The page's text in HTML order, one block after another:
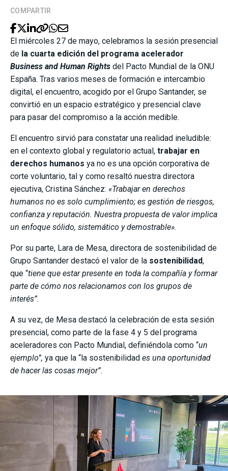
COMPARTIR
El miércoles 27 de mayo, celebramos la sesión presencial
de la cuarta edición del programa acelerador
Business and Human Rights del Pacto Mundial de la ONU
España. Tras varios meses de formación e intercambio
digital, el encuentro, acogido por el Grupo Santander, se
convirtió en un espacio estratégico y presencial clave
para pasar del compromiso a la acción medible.
El encuentro sirvió para constatar una realidad ineludible:
en el contexto global y regulatorio actual, trabajar en
derechos humanos ya no es una opción corporativa de
corte voluntario, tal y como resaltó nuestra directora
ejecutiva, Cristina Sánchez: «Trabajar en derechos
humanos no es solo cumplimiento; es gestión de riesgos,
confianza y reputación. Nuestra propuesta de valor implica
un enfoque sólido, sistemático y demostrable».
Por su parte, Lara de Mesa, directora de sostenibilidad de
Grupo Santander destacó el valor de la sostenibilidad,
que “tiene que estar presente en toda la compañía y formar
parte de cómo nos relacionamos con los grupos de
interés”.
A su vez, de Mesa destacó la celebración de esta sesión
presencial, como parte de la fase 4 y 5 del programa
aceleradores con Pacto Mundial, definiéndola como “un
ejemplo”, ya que la “la sostenibilidad es una oportunidad
de hacer las cosas mejor”.